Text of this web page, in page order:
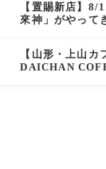
【置賜新店】8/
來神」がやって
【山形・上山
DAICHAN